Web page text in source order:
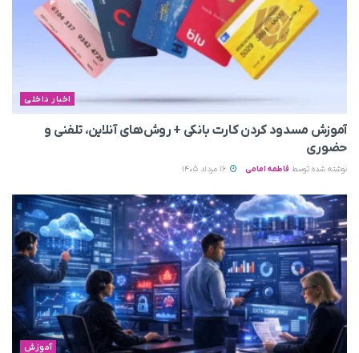
اخبار داخلی
آموزش مسدود کردن کارت بانکی + روش‌های آنلاین، تلفنی و
حضوری
نوشته شده توسط فاطمه امامی
آموزش